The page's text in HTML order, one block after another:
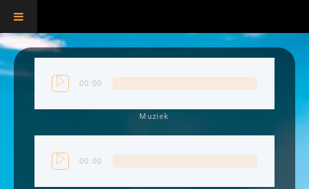
00:00
Muziek
00:00